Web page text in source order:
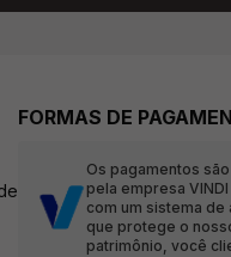
FORMAS DE
Os pagamentos
pela empresa
com um sistema de
que protege o
patrimônio, você